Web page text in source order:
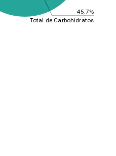
45.7%
Total de Carbohidratos